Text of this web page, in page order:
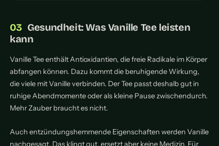
Gesundheit: Was Vanille Tee leisten
kann
Vanille Tee enthält Antioxidantien, die freie Radikale im Körper
abfangen können. Dazu kommt die beruhigende Wirkung,
die viele mit Vanille verbinden. Der Tee passt deshalb gut in
ruhige Abendmomente oder als kleine Pause zwischendurch.
Mehr Zauber braucht es nicht.
Auch entzündungshemmende Eigenschaften werden Vanille
nachgesagt. Das klingt gut, ersetzt aber keine Medizin. Für